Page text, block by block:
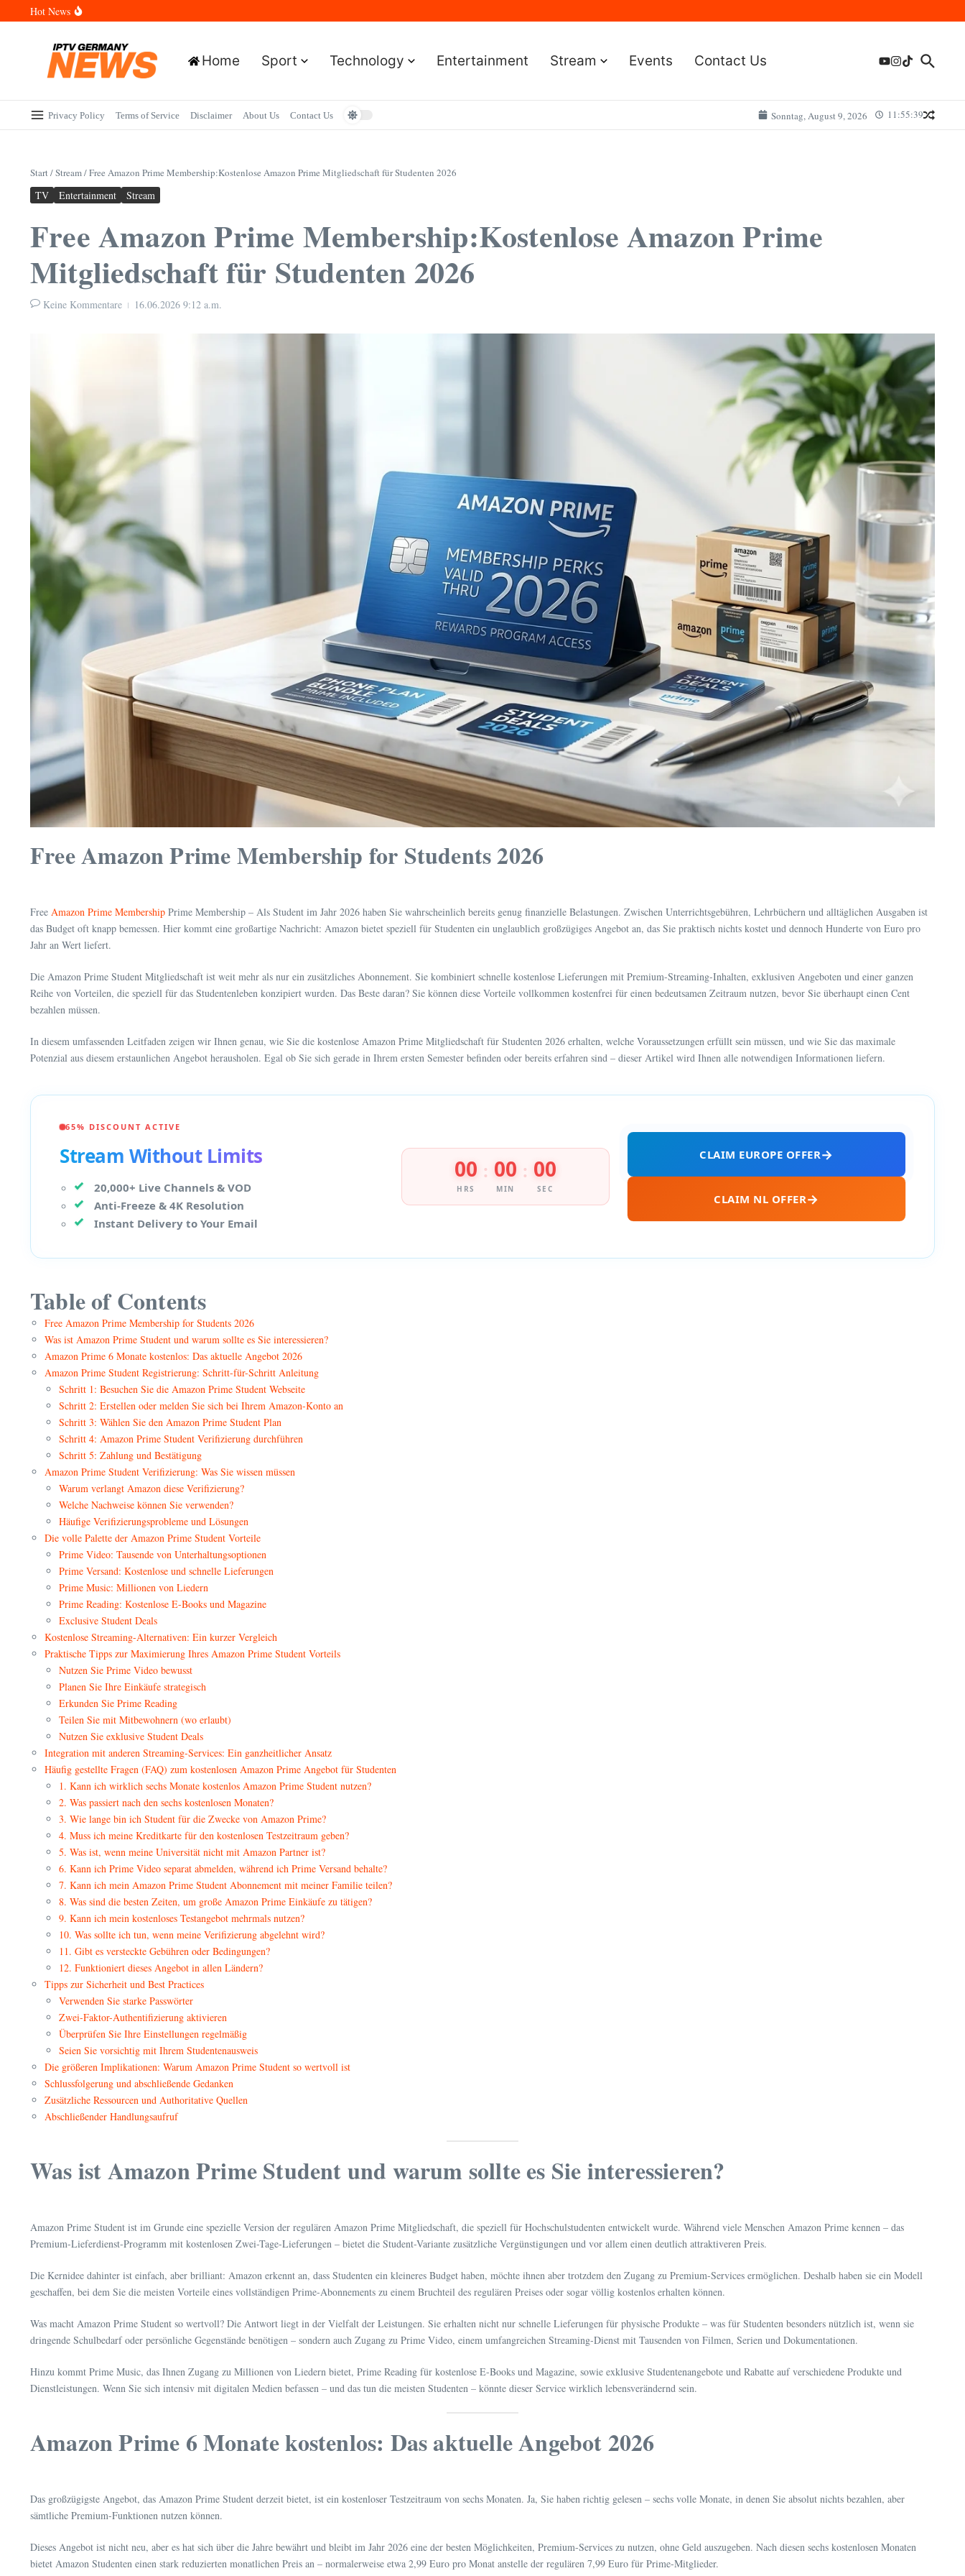
Zum Inhalt springen
Hot News
Wie lange wird das PlayStation (PSN) Network ausfallen? Der Vollständige Leitfaden für Gamer
Welche Mini LED Fernseher sind die Besten? Der Vollständige Leitfaden für Premium-Bildqualität
Wat is het Vermogen van Pepijn Lijnders? Der Vollständige Leitfaden zum Vermögen und der Karriere
Home Sport Technology Entertainment Stream Events Contact Us
Privacy Policy Terms of Service Disclaimer About Us Contact Us Sonntag, August 9, 2026 11:55:39
Start/Stream/Free Amazon Prime Membership:Kostenlose Amazon Prime Mitgliedschaft für Studenten 2026
TV Entertainment Stream
Free Amazon Prime Membership:Kostenlose Amazon Prime
Mitgliedschaft für Studenten 2026
Keine Kommentare 16.06.2026 9:12 a.m.
Free Amazon Prime Membership for Students 2026
Free Amazon Prime Membership Prime Membership – Als Student im Jahr 2026 haben Sie wahrscheinlich bereits genug finanzielle Belastungen. Zwischen Unterrichtsgebühren, Lehrbüchern und alltäglichen Ausgaben ist
das Budget oft knapp bemessen. Hier kommt eine großartige Nachricht: Amazon bietet speziell für Studenten ein unglaublich großzügiges Angebot an, das Sie praktisch nichts kostet und dennoch Hunderte von Euro pro
Jahr an Wert liefert.
Die Amazon Prime Student Mitgliedschaft ist weit mehr als nur ein zusätzliches Abonnement. Sie kombiniert schnelle kostenlose Lieferungen mit Premium-Streaming-Inhalten, exklusiven Angeboten und einer ganzen
Reihe von Vorteilen, die speziell für das Studentenleben konzipiert wurden. Das Beste daran? Sie können diese Vorteile vollkommen kostenfrei für einen bedeutsamen Zeitraum nutzen, bevor Sie überhaupt einen Cent
bezahlen müssen.
In diesem umfassenden Leitfaden zeigen wir Ihnen genau, wie Sie die kostenlose Amazon Prime Mitgliedschaft für Studenten 2026 erhalten, welche Voraussetzungen erfüllt sein müssen, und wie Sie das maximale
Potenzial aus diesem erstaunlichen Angebot herausholen. Egal ob Sie sich gerade in Ihrem ersten Semester befinden oder bereits erfahren sind – dieser Artikel wird Ihnen alle notwendigen Informationen liefern.
65% DISCOUNT ACTIVE
Stream Without Limits
20,000+ Live Channels & VOD
Anti-Freeze & 4K Resolution
Instant Delivery to Your Email
00
HRS
: 00
MIN
: 00
SEC
CLAIM EUROPE OFFER
CLAIM NL OFFER
Table of Contents
Free Amazon Prime Membership for Students 2026
Was ist Amazon Prime Student und warum sollte es Sie interessieren?
Amazon Prime 6 Monate kostenlos: Das aktuelle Angebot 2026
Amazon Prime Student Registrierung: Schritt-für-Schritt Anleitung
Schritt 1: Besuchen Sie die Amazon Prime Student Webseite
Schritt 2: Erstellen oder melden Sie sich bei Ihrem Amazon-Konto an
Schritt 3: Wählen Sie den Amazon Prime Student Plan
Schritt 4: Amazon Prime Student Verifizierung durchführen
Schritt 5: Zahlung und Bestätigung
Amazon Prime Student Verifizierung: Was Sie wissen müssen
Warum verlangt Amazon diese Verifizierung?
Welche Nachweise können Sie verwenden?
Häufige Verifizierungsprobleme und Lösungen
Die volle Palette der Amazon Prime Student Vorteile
Prime Video: Tausende von Unterhaltungsoptionen
Prime Versand: Kostenlose und schnelle Lieferungen
Prime Music: Millionen von Liedern
Prime Reading: Kostenlose E-Books und Magazine
Exclusive Student Deals
Kostenlose Streaming-Alternativen: Ein kurzer Vergleich
Praktische Tipps zur Maximierung Ihres Amazon Prime Student Vorteils
Nutzen Sie Prime Video bewusst
Planen Sie Ihre Einkäufe strategisch
Erkunden Sie Prime Reading
Teilen Sie mit Mitbewohnern (wo erlaubt)
Nutzen Sie exklusive Student Deals
Integration mit anderen Streaming-Services: Ein ganzheitlicher Ansatz
Häufig gestellte Fragen (FAQ) zum kostenlosen Amazon Prime Angebot für Studenten
1. Kann ich wirklich sechs Monate kostenlos Amazon Prime Student nutzen?
2. Was passiert nach den sechs kostenlosen Monaten?
3. Wie lange bin ich Student für die Zwecke von Amazon Prime?
4. Muss ich meine Kreditkarte für den kostenlosen Testzeitraum geben?
5. Was ist, wenn meine Universität nicht mit Amazon Partner ist?
6. Kann ich Prime Video separat abmelden, während ich Prime Versand behalte?
7. Kann ich mein Amazon Prime Student Abonnement mit meiner Familie teilen?
8. Was sind die besten Zeiten, um große Amazon Prime Einkäufe zu tätigen?
9. Kann ich mein kostenloses Testangebot mehrmals nutzen?
10. Was sollte ich tun, wenn meine Verifizierung abgelehnt wird?
11. Gibt es versteckte Gebühren oder Bedingungen?
12. Funktioniert dieses Angebot in allen Ländern?
Tipps zur Sicherheit und Best Practices
Verwenden Sie starke Passwörter
Zwei-Faktor-Authentifizierung aktivieren
Überprüfen Sie Ihre Einstellungen regelmäßig
Seien Sie vorsichtig mit Ihrem Studentenausweis
Die größeren Implikationen: Warum Amazon Prime Student so wertvoll ist
Schlussfolgerung und abschließende Gedanken
Zusätzliche Ressourcen und Authoritative Quellen
Abschließender Handlungsaufruf
Was ist Amazon Prime Student und warum sollte es Sie interessieren?
Amazon Prime Student ist im Grunde eine spezielle Version der regulären Amazon Prime Mitgliedschaft, die speziell für Hochschulstudenten entwickelt wurde. Während viele Menschen Amazon Prime kennen – das
Premium-Lieferdienst-Programm mit kostenlosen Zwei-Tage-Lieferungen – bietet die Student-Variante zusätzliche Vergünstigungen und vor allem einen deutlich attraktiveren Preis.
Die Kernidee dahinter ist einfach, aber brilliant: Amazon erkennt an, dass Studenten ein kleineres Budget haben, möchte ihnen aber trotzdem den Zugang zu Premium-Services ermöglichen. Deshalb haben sie ein Modell
geschaffen, bei dem Sie die meisten Vorteile eines vollständigen Prime-Abonnements zu einem Bruchteil des regulären Preises oder sogar völlig kostenlos erhalten können.
Was macht Amazon Prime Student so wertvoll? Die Antwort liegt in der Vielfalt der Leistungen. Sie erhalten nicht nur schnelle Lieferungen für physische Produkte – was für Studenten besonders nützlich ist, wenn sie
dringende Schulbedarf oder persönliche Gegenstände benötigen – sondern auch Zugang zu Prime Video, einem umfangreichen Streaming-Dienst mit Tausenden von Filmen, Serien und Dokumentationen.
Hinzu kommt Prime Music, das Ihnen Zugang zu Millionen von Liedern bietet, Prime Reading für kostenlose E-Books und Magazine, sowie exklusive Studentenangebote und Rabatte auf verschiedene Produkte und
Dienstleistungen. Wenn Sie sich intensiv mit digitalen Medien befassen – und das tun die meisten Studenten – könnte dieser Service wirklich lebensverändernd sein.
Amazon Prime 6 Monate kostenlos: Das aktuelle Angebot 2026
Das großzügigste Angebot, das Amazon Prime Student derzeit bietet, ist ein kostenloser Testzeitraum von sechs Monaten. Ja, Sie haben richtig gelesen – sechs volle Monate, in denen Sie absolut nichts bezahlen, aber
sämtliche Premium-Funktionen nutzen können.
Dieses Angebot ist nicht neu, aber es hat sich über die Jahre bewährt und bleibt im Jahr 2026 eine der besten Möglichkeiten, Premium-Services zu nutzen, ohne Geld auszugeben. Nach diesen sechs kostenlosen Monaten
bietet Amazon Studenten einen stark reduzierten monatlichen Preis an – normalerweise etwa 2,99 Euro pro Monat anstelle der regulären 7,99 Euro für Prime-Mitglieder.